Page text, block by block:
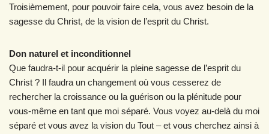
Troisièmement, pour pouvoir faire cela, vous avez besoin de la
sagesse du Christ, de la vision de l’esprit du Christ.
Don naturel et inconditionnel
Que faudra-t-il pour acquérir la pleine sagesse de l’esprit du
Christ ? Il faudra un changement où vous cesserez de
rechercher la croissance ou la guérison ou la plénitude pour
vous-même en tant que moi séparé. Vous voyez au-delà du moi
séparé et vous avez la vision du Tout – et vous cherchez ainsi à